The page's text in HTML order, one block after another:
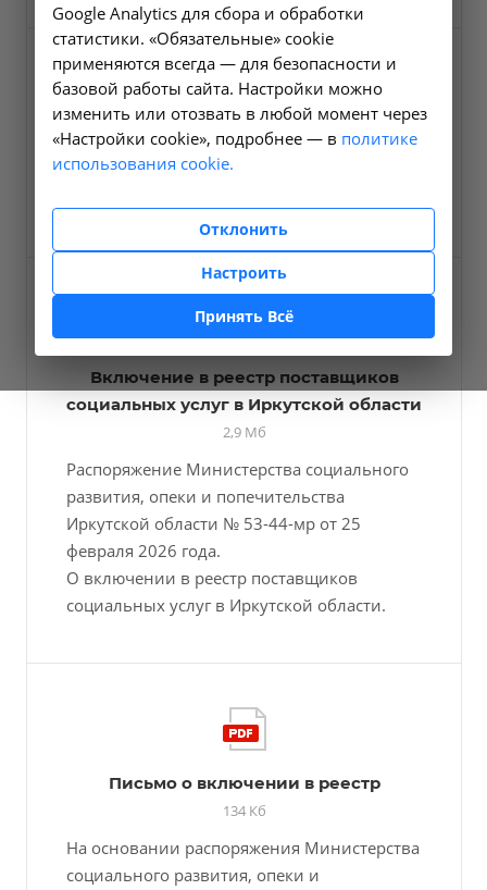
Форма заявления о предоставлении
социальных услуг
Включение в реестр поставщиков
социальных услуг в Иркутской области
2,9 Мб
Распоряжение Министерства социального
развития, опеки и попечительства
Иркутской области № 53-44-мр от 25
февраля 2026 года.
О включении в реестр поставщиков
социальных услуг в Иркутской области.
Письмо о включении в реестр
134 Кб
На основании распоряжения Министерства
социального развития, опеки и
Google Analytics для сбора и обработки
статистики. «Обязательные» cookie
применяются всегда — для безопасности и
базовой работы сайта. Настройки можно
изменить или отозвать в любой момент через
«Настройки cookie», подробнее — в политике
использования cookie.
Отклонить
Настроить
Принять Всё